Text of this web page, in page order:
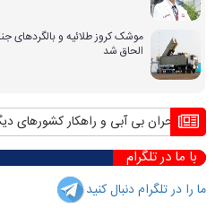
موشک کروز طلائیه و بالگردهای
الحاق شد
بحران بی آبی و راهکار کشورهای دیگر
با ما در تلگرام
ما را در تلگرام دنبال کنید